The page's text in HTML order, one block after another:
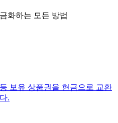
화하는 모든 방법
보유 상품권을 현금으로 교환
.